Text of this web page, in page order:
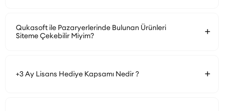
Qukasoft ile Pazaryerlerinde Bulunan Ürünleri
Siteme Çekebilir Miyim?
+3 Ay Lisans Hediye Kapsamı Nedir ?